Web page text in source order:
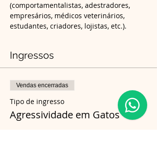
(comportamentalistas, adestradores,
empresários, médicos veterinários,
estudantes, criadores, lojistas, etc.).
Ingressos
Vendas encerradas
Tipo de ingresso
Agressividade em Gatos